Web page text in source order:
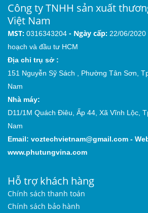
Công ty TNHH sản xuất
Việt Nam
MST: 0316343204 - Ngày cấp: 22/06/2020
hoạch và đầu tư HCM
Địa chỉ trụ sở :
151 Nguyễn Sỹ Sách , Phường Tân Sơn,
Nam
Nhà máy:
D11/1M Quách Điêu, Ấp 44, Xã Vĩnh Lộc,
Nam
Email: voztechvietnam@gmail.com -
www.phutungvina.com
Hỗ trợ khách hàng
Chính sách thanh toán
Chính sách bảo hành